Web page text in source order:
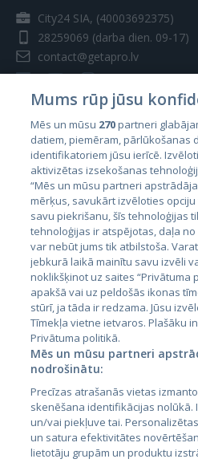
City24 SIA, (40003692375)
28259069 (darba dien. 09-17)
contact@getapro.lv
Valstis
Igaunija
Latvija
Lietuva
City24.lv
City24.ee
GetaPro.lv
GetaPro.ee
Skelbiu.lt
Mums rūp jūsu
Mēs un mūsu 270partneri
datiem, piemēram, pārlūkošanas
identifikatoriem jūsu ierīcē.
aktivizētas izsekošanas
“Mēs un mūsu partneri
mērķus, savukārt izvēloties
savu piekrišanu, šīs tehnoloģijas
tehnoloģijas ir atspējotas, daļa
var nebūt jums tik atbilstoša.
jebkurā laikā mainītu savu izvēli
noklikšķinot uz saites “Privātuma
apakšā vai uz peldošās ikonas
stūrī, ja tāda ir redzama. Jūsu
Tīmekļa vietne ietvaros. Plašāku
Privātuma politikā.
Mēs un mūsu partneri
nodrošinātu:
Precīzas atrašanās vietas
skenēšana identifikācijas nolūkā.
un/vai piekļuve tai.
un satura efektivitātes
lietotāju grupām un produktu